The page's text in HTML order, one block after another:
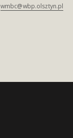
wmbc@wbp.olsztyn.pl